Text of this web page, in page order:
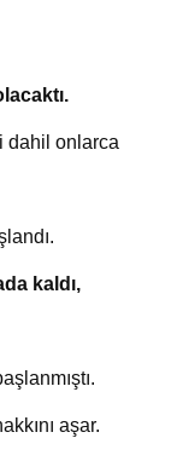
dahil onlarca
kaldı,
aşar.